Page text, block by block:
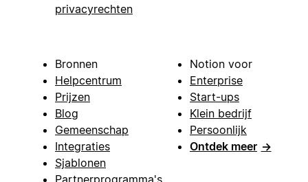
privacyrechten
Bronnen
Helpcentrum
Prijzen
Blog
Gemeenschap
Integraties
Sjablonen
Partnerprogramma's
Notion voor
Enterprise
Start-ups
Klein bedrijf
Persoonlijk
Ontdek meer →